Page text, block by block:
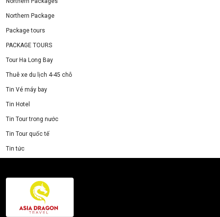
Northern Package
Package tours
PACKAGE TOURS
Tour Ha Long Bay
Thuê xe du lịch 4-45 chỗ
Tin Vé máy bay
Tin Hotel
Tin Tour trong nước
Tin Tour quốc tế
Tin tức